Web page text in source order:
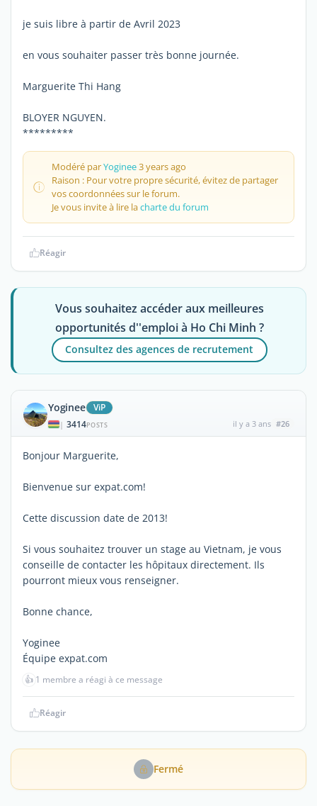
je suis libre à partir de Avril 2023
en vous souhaiter passer très bonne journée.
Marguerite Thi Hang
BLOYER NGUYEN.
*********
Modéré parYoginee3 years ago
Raison : Pour votre propre sécurité, évitez de partager
vos coordonnées sur le forum.
Je vous invite à lire lacharte du forum
Réagir
Vous souhaitez accéder aux meilleures
opportunités d''emploi à Ho Chi Minh ?
Consultez des agences de recrutement
Yoginee ViP
| 3414POSTS il y a 3 ans #26
Bonjour Marguerite,
Bienvenue sur expat.com!
Cette discussion date de 2013!
Si vous souhaitez trouver un stage au Vietnam, je vous
conseille de contacter les hôpitaux directement. Ils
pourront mieux vous renseigner.
Bonne chance,
Yoginee
Équipe expat.com
👍 1 membre a réagi à ce message
Réagir
Fermé